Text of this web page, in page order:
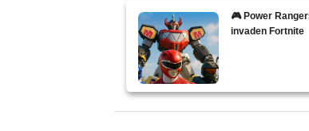
🎮 Power
invaden Fortnite